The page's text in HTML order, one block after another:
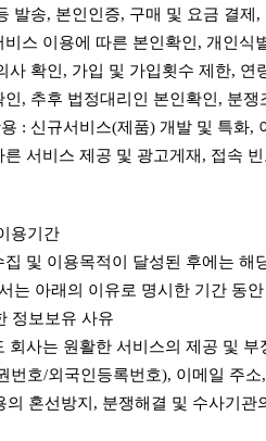
발송, 본인인증, 구매 및 요금 결제
비스 이용에 따른 본인확인, 개인
사 확인, 가입 및 가입횟수 제한,
인, 추후 법정대리인 본인확인, 분
: 신규서비스(제품) 개발 및 특화,
른 서비스 제공 및 광고게재, 접속
용기간
집 및 이용목적이 달성된 후에는
는 아래의 이유로 명시한 기간 동
정보보유 사유
회사는 원활한 서비스의 제공 및
번호/외국인등록번호), 이메일 주
의 혼선방지, 분쟁해결 및 수사기